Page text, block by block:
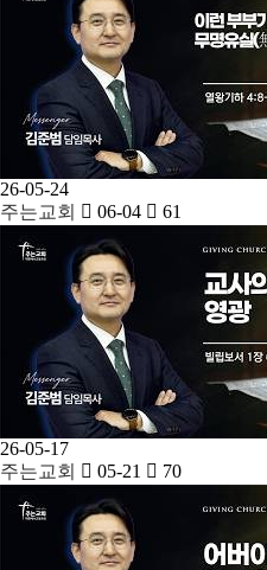
26-05-24
주는교회
06-04 61
26-05-17
주는교회
05-21 70